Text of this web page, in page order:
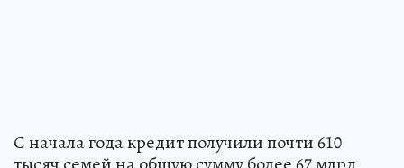
С начала года кредит получили почти 610